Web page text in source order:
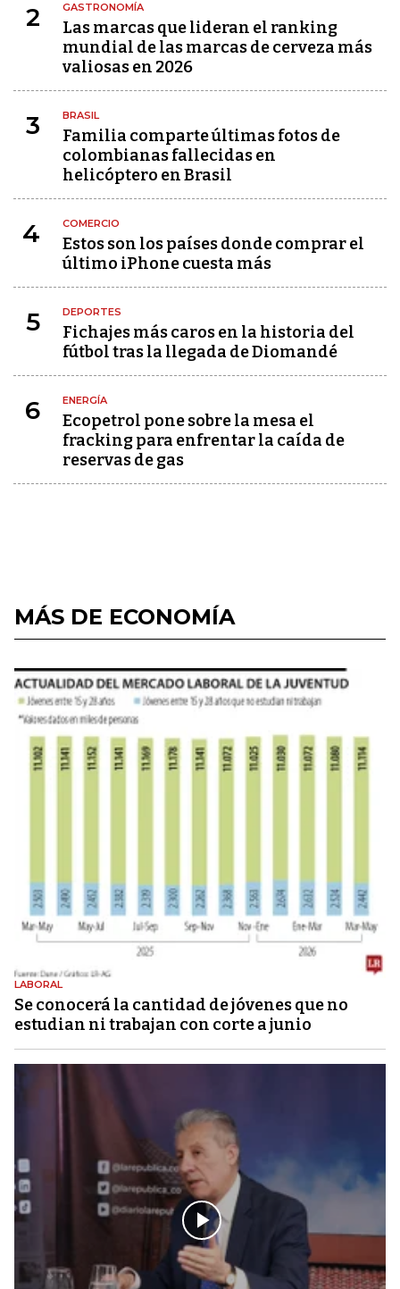
2 GASTRONOMÍA
Las marcas que lideran el ranking
mundial de las marcas de cerveza más
valiosas en 2026
3 BRASIL
Familia comparte últimas fotos de
colombianas fallecidas en
helicóptero en Brasil
4 COMERCIO
Estos son los países donde comprar el
último iPhone cuesta más
5 DEPORTES
Fichajes más caros en la historia del
fútbol tras la llegada de Diomandé
6 ENERGÍA
Ecopetrol pone sobre la mesa el
fracking para enfrentar la caída de
reservas de gas
MÁS DE ECONOMÍA
LABORAL
Se conocerá la cantidad de jóvenes que no
estudian ni trabajan con corte a junio